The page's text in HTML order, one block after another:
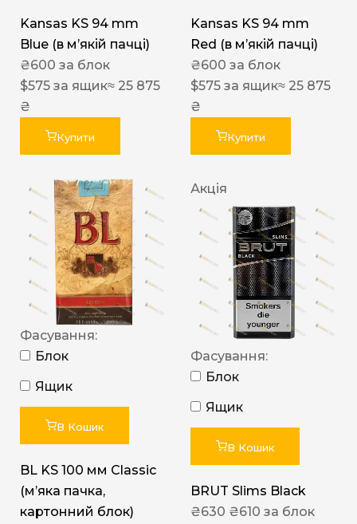
Kansas KS 94 mm
Blue (в мʼякій пачці)
₴600 за блок
$575 за ящик≈ 25 875
₴
Купити
Kansas KS 94 mm
Red (в мʼякій пачці)
₴600 за блок
$575 за ящик≈ 25 875
₴
Купити
Фасування:
Блок
Ящик
В Кошик
BL KS 100 мм Classic
(м’яка пачка,
картонний блок)
Акція
Фасування:
Блок
Ящик
В Кошик
BRUT Slims Black
₴630 ₴610 за блок